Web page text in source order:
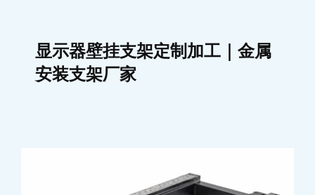
显示器壁挂支架定制加工｜金属
安装支架厂家